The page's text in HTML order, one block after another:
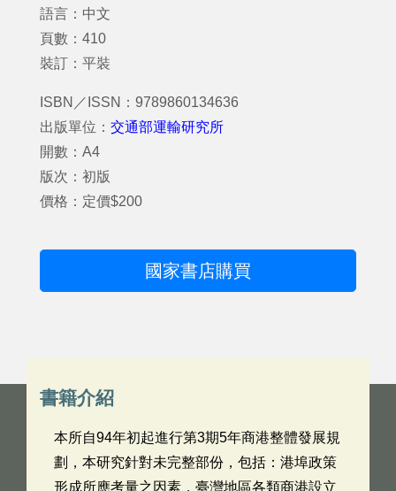
語言：中文
頁數：410
裝訂：平裝
ISBN／ISSN：9789860134636
出版單位： 交通部運輸研究所
開數：A4
版次：初版
價格：定價$200
國家書店購買
書籍介紹
本所自94年初起進行第3期5年商港整體發展規
劃，本研究針對未完整部份，包括：港埠政策
形成所應考量之因素，臺灣地區各類商港設立